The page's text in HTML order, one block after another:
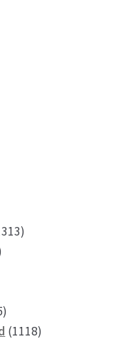
1313
1115
Produkte
11181118